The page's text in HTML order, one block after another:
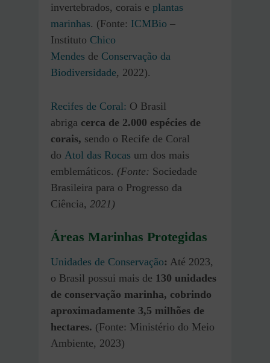
invertebrados, corais e plantas
marinhas. (Fonte: ICMBio –
Instituto Chico
Mendes de Conservação da
Biodiversidade, 2022).
Recifes de Coral: O Brasil
abriga cerca de 2.000 espécies de
corais, sendo o Recife de Coral
do Atol das Rocas um dos mais
emblemáticos. (Fonte: Sociedade
Brasileira para o Progresso da
Ciência, 2021)
Áreas Marinhas Protegidas
Unidades de Conservação: Até 2023,
o Brasil possui mais de 130 unidades
de conservação marinha, cobrindo
aproximadamente 3,5 milhões de
hectares. (Fonte: Ministério do Meio
Ambiente, 2023)